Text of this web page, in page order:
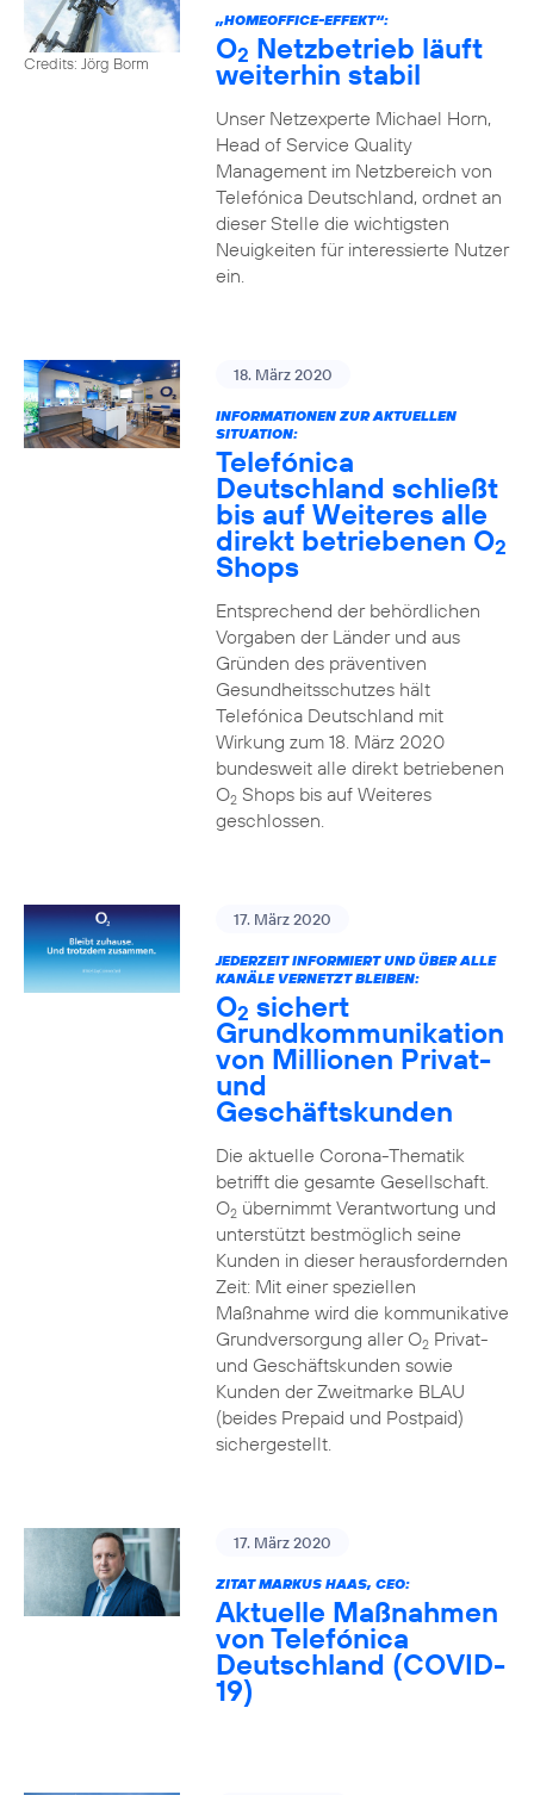
Credits: Jörg Borm
„HOMEOFFICE-EFFEKT“:
O2 Netzbetrieb läuft
weiterhin stabil
Unser Netzexperte Michael Horn,
Head of Service Quality
Management im Netzbereich von
Telefónica Deutschland, ordnet an
dieser Stelle die wichtigsten
Neuigkeiten für interessierte Nutzer
ein.
18. März 2020
INFORMATIONEN ZUR AKTUELLEN
SITUATION:
Telefónica
Deutschland schließt
bis auf Weiteres alle
direkt betriebenen O2
Shops
Entsprechend der behördlichen
Vorgaben der Länder und aus
Gründen des präventiven
Gesundheitsschutzes hält
Telefónica Deutschland mit
Wirkung zum 18. März 2020
bundesweit alle direkt betriebenen
O2Shops bis auf Weiteres
geschlossen.
17. März 2020
JEDERZEIT INFORMIERT UND ÜBER ALLE
KANÄLE VERNETZT BLEIBEN:
O2 sichert
Grundkommunikation
von Millionen Privat-
und
Geschäftskunden
Die aktuelle Corona-Thematik
betrifft die gesamte Gesellschaft.
O2übernimmt Verantwortung und
unterstützt bestmöglich seine
Kunden in dieser herausfordernden
Zeit: Mit einer speziellen
Maßnahme wird die kommunikative
Grundversorgung aller O2Privat-
und Geschäftskunden sowie
Kunden der Zweitmarke BLAU
(beides Prepaid und Postpaid)
sichergestellt.
17. März 2020
ZITAT MARKUS HAAS, CEO:
Aktuelle Maßnahmen
von Telefónica
Deutschland (COVID-
19)